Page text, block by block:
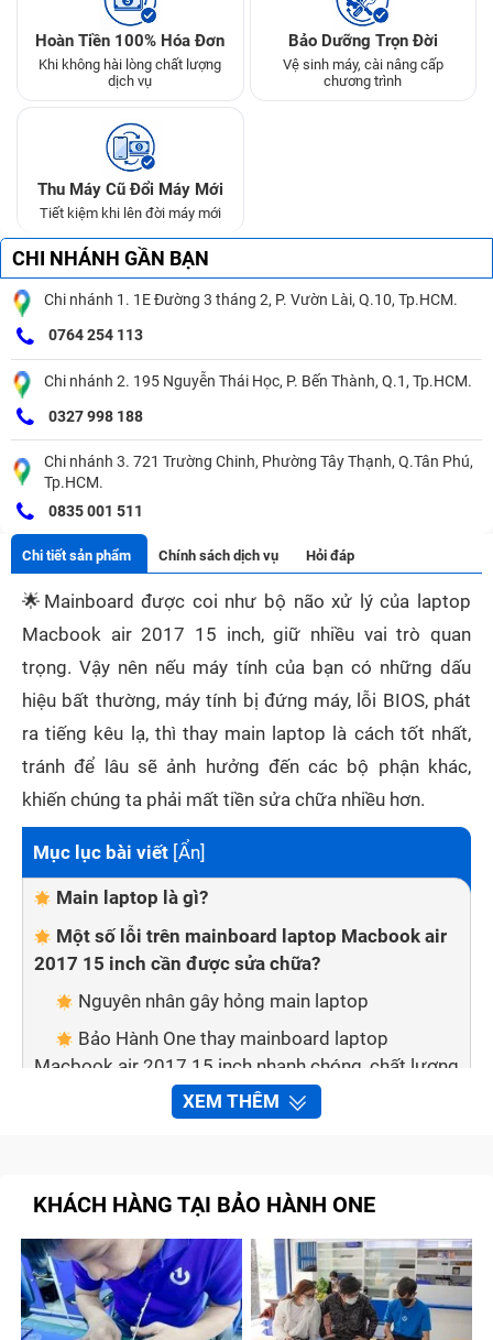
Hoàn Tiền 100% Hóa Đơn
Khi không hài lòng chất lượng
dịch vụ
Bảo Dưỡng Trọn Đời
Vệ sinh máy, cài nâng cấp
chương trình
Thu Máy Cũ Đổi Máy Mới
Tiết kiệm khi lên đời máy mới
CHI NHÁNH GẦN BẠN
Chi nhánh 1. 1E Đường 3 tháng 2, P. Vườn Lài, Q.10, Tp.HCM.
0764 254 113
Chi nhánh 2. 195 Nguyễn Thái Học, P. Bến Thành, Q.1, Tp.HCM.
0327 998 188
Chi nhánh 3. 721 Trường Chinh, Phường Tây Thạnh, Q.Tân Phú,
Tp.HCM.
0835 001 511
Chi tiết sản phẩm Chính sách dịch vụ Hỏi đáp
🌟 Mainboard được coi như bộ não xử lý của laptop
Macbook air 2017 15 inch, giữ nhiều vai trò quan
trọng. Vậy nên nếu máy tính của bạn có những dấu
hiệu bất thường, máy tính bị đứng máy, lỗi BIOS, phát
ra tiếng kêu lạ, thì thay main laptop là cách tốt nhất,
tránh để lâu sẽ ảnh hưởng đến các bộ phận khác,
khiến chúng ta phải mất tiền sửa chữa nhiều hơn.
Mục lục bài viết [Ẩn]
Main laptop là gì?
Một số lỗi trên mainboard laptop Macbook air
2017 15 inch cần được sửa chữa?
Nguyên nhân gây hỏng main laptop
Bảo Hành One thay mainboard laptop
Macbook air 2017 15 inch nhanh chóng, chất lượng
Quy trình sửa chữa mainboard tại trung tâm
hợp với laptop Macbook air 2017 15 inch
Bước 2: Báo giá cho khách hàng
Bước 3: Lắp mainboard mới cho laptop
Macbook air 2017 15 inch
XEM THÊM
KHÁCH HÀNG TẠI BẢO HÀNH ONE